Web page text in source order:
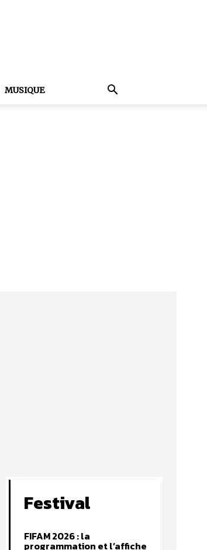
MUSIQUE
Festival
FIFAM 2026 : la
programmation et l’affiche